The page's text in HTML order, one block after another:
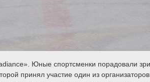
Юные спортсменки порадовали
принял участие один из